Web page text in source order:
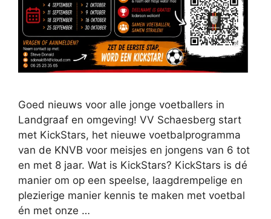
Goed nieuws voor alle jonge voetballers in
Landgraaf en omgeving! VV Schaesberg start
met KickStars, het nieuwe voetbalprogramma
van de KNVB voor meisjes en jongens van 6 tot
en met 8 jaar. Wat is KickStars? KickStars is dé
manier om op een speelse, laagdrempelige en
plezierige manier kennis te maken met voetbal
én met onze …